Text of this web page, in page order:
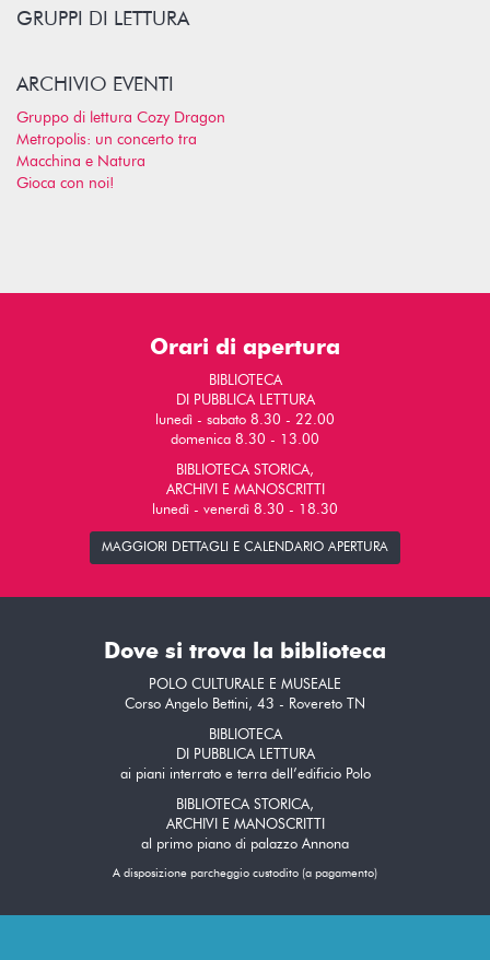
GRUPPI DI LETTURA
ARCHIVIO EVENTI
Gruppo di lettura Cozy Dragon
Metropolis: un concerto tra
Macchina e Natura
Gioca con noi!
Orari di apertura
BIBLIOTECA
DI PUBBLICA LETTURA
lunedì - sabato 8.30 - 22.00
domenica 8.30 - 13.00
BIBLIOTECA STORICA,
ARCHIVI E MANOSCRITTI
lunedì - venerdì 8.30 - 18.30
MAGGIORI DETTAGLI E CALENDARIO APERTURA
Dove si trova la biblioteca
POLO CULTURALE E MUSEALE
Corso Angelo Bettini, 43 - Rovereto TN
BIBLIOTECA
DI PUBBLICA LETTURA
ai piani interrato e terra dell’edificio Polo
BIBLIOTECA STORICA,
ARCHIVI E MANOSCRITTI
al primo piano di palazzo Annona
A disposizione parcheggio custodito (a pagamento)